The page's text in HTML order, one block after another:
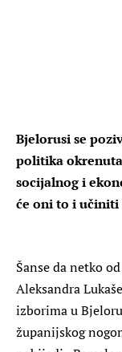
Bjelorusi se
politika
socijalnog i
će oni to i učiniti
Šanse da netko
Aleksandra
izborima u
županijskog